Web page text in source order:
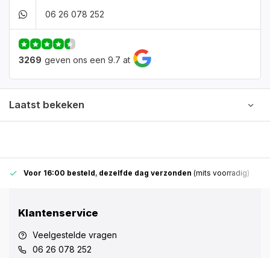
06 26 078 252
3269 geven ons een 9.7 at
Laatst bekeken
Voor 16:00 besteld, dezelfde dag verzonden (mits voorradig)
Klantenservice
Veelgestelde vragen
06 26 078 252